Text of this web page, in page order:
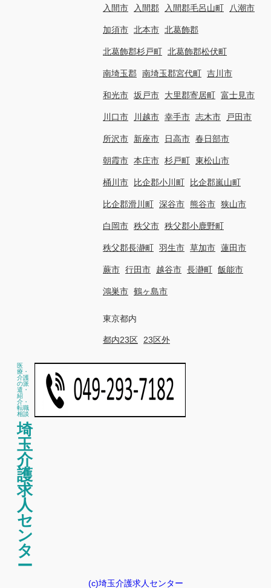
入間市 入間郡 入間郡毛呂山町 八潮市
加須市 北本市 北葛飾郡
北葛飾郡杉戸町 北葛飾郡松伏町
南埼玉郡 南埼玉郡宮代町 吉川市
和光市 坂戸市 大里郡寄居町 富士見市
川口市 川越市 幸手市 志木市 戸田市
所沢市 新座市 日高市 春日部市
朝霞市 本庄市 杉戸町 東松山市
桶川市 比企郡小川町 比企郡嵐山町
比企郡滑川町 深谷市 熊谷市 狭山市
白岡市 秩父市 秩父郡小鹿野町
秩父郡長瀞町 羽生市 草加市 蓮田市
蕨市 行田市 越谷市 長瀞町 飯能市
鴻巣市 鶴ヶ島市
東京都内
都内23区 23区外
医
療・
介護
の派
遣・
紹
介・
転職
相談
埼
玉
介
護
求
人
セ
ン
タ
ー
(c)埼玉介護求人センター